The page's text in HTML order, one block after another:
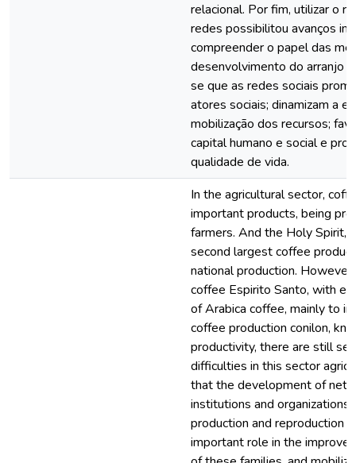
relacional. Por fim, utilizar o
redes possibilitou avanços
compreender o papel das
desenvolvimento do arranjo
se que as redes sociais
atores sociais; dinamizam a
mobilização dos recursos;
capital humano e social e
qualidade de vida.
In the agricultural sector,
important products, being
farmers. And the Holy Spirit,
second largest coffee
national production.
coffee Espirito Santo, with
of Arabica coffee, mainly to
coffee production conilon,
productivity, there are still
difficulties in this sector
that the development of
institutions and
production and reproduction
important role in the